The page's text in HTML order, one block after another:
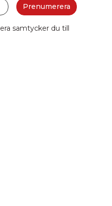
Prenumerera
samtycker du till